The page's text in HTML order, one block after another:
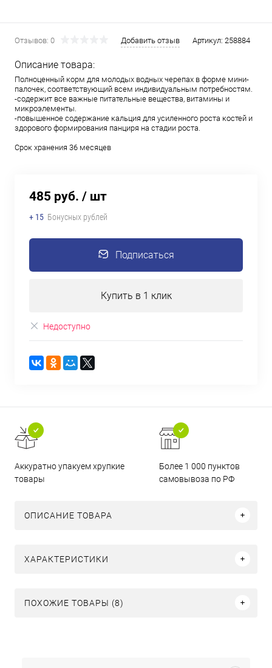
Отзывов: 0 Добавить отзыв Артикул: 258884
Описание товара:
Полноценный корм для молодых водных черепах в форме мини-
палочек, соответствующий всем индивидуальным потребностям.
-содержит все важные питательные вещества, витамины и
микроэлементы.
-повышенное содержание кальция для усиленного роста костей и
здорового формирования панциря на стадии роста.
Срок хранения 36 месяцев
485 руб. / шт
+ 15 Бонусных рублей
Подписаться
Купить в 1 клик
Недоступно
Аккуратно упакуем хрупкие
товары
Более 1 000 пунктов
самовывоза по РФ
ОПИСАНИЕ ТОВАРА
ХАРАКТЕРИСТИКИ
ПОХОЖИЕ ТОВАРЫ (8)